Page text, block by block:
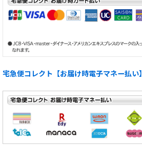
宅急便コレクト【お届け時電子マネー払い】